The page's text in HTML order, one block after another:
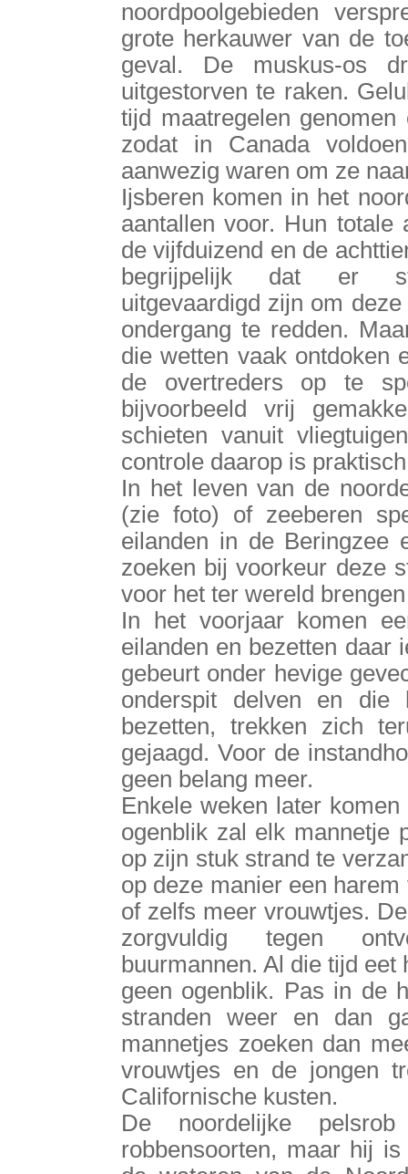
noordpoolgebieden
grote herkauwer van de
geval. De muskus-os
uitgestorven te raken.
tijd maatregelen
zodat in Canada
aanwezig waren om ze
Ijsberen komen in het
aantallen voor. Hun
de vijfduizend en de
begrijpelijk dat er
uitgevaardigd zijn om
ondergang te redden.
die wetten vaak ontdoken
de overtreders op te
bijvoorbeeld vrij
schieten vanuit
controle daarop is
In het leven van de
(zie foto) of zeeberen
eilanden in de Beringzee
zoeken bij voorkeur deze
voor het ter wereld
In het voorjaar komen
eilanden en bezetten daar
gebeurt onder hevige
onderspit delven en
bezetten, trekken zich
gejaagd. Voor de
geen belang meer.
Enkele weken later
ogenblik zal elk mannetje
op zijn stuk strand te
op deze manier een
of zelfs meer vrouwtjes.
zorgvuldig tegen
buurmannen. Al die tijd
geen ogenblik. Pas in de
stranden weer en dan
mannetjes zoeken dan
vrouwtjes en de jongen
Californische kusten.
De noordelijke
robbensoorten, maar hij